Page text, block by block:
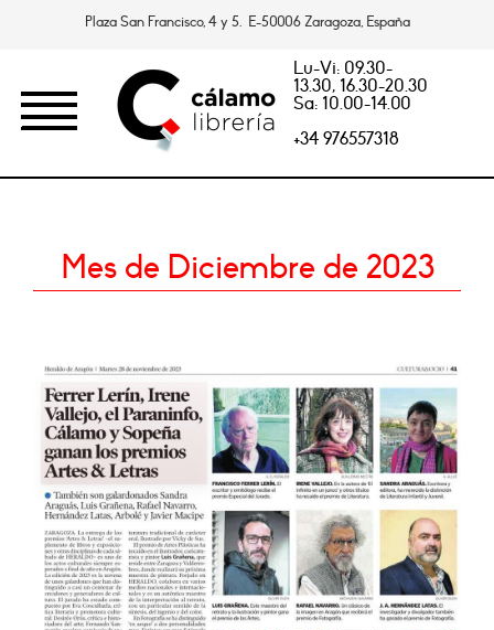
Plaza San Francisco, 4 y 5. E-50006 Zaragoza, España
Lu-Vi: 09.30-
13.30, 16.30-20.30
Sa: 10.00-14.00
+34 976557318
Mes de Diciembre de 2023